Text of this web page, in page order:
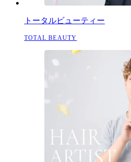
トータルビューティー
TOTAL BEAUTY